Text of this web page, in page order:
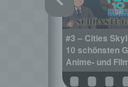
#3 – Cities
10 schönsten
Anime- und